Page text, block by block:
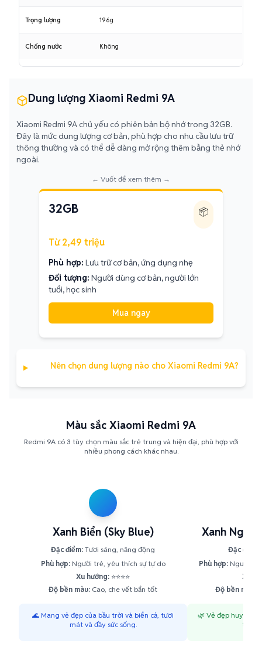
Trọng lượng 196g
Chống nước Không
Dung lượng Xiaomi Redmi 9A
Xiaomi Redmi 9A chủ yếu có phiên bản bộ nhớ trong 32GB.
Đây là mức dung lượng cơ bản, phù hợp cho nhu cầu lưu trữ
thông thường và có thể dễ dàng mở rộng thêm bằng thẻ nhớ
ngoài.
← Vuốt để xem thêm →
32GB 📦
Từ 2,49 triệu
Phù hợp: Lưu trữ cơ bản, ứng dụng nhẹ
Đối tượng: Người dùng cơ bản, người lớn
tuổi, học sinh
Mua ngay
Nên chọn dung lượng nào cho Xiaomi Redmi 9A?
Màu sắc Xiaomi Redmi 9A
Redmi 9A có 3 tùy chọn màu sắc trẻ trung và hiện đại, phù hợp với
nhiều phong cách khác nhau.
Xanh Biển (Sky Blue)
Đặc điểm: Tươi sáng, năng động
Phù hợp:Người trẻ, yêu thích sự tự do
Xu hướng: ⭐⭐⭐⭐
Độ bền màu: Cao, che vết bẩn tốt
🌊 Mang vẻ đẹp của bầu trời và biển cả, tươi
mát và đầy sức sống.
Xanh Ngọc
Đặc điểm:
Phù hợp: Người
Xu
Độ bền màu:
🌿 Vẻ đẹp huyền bí
từ